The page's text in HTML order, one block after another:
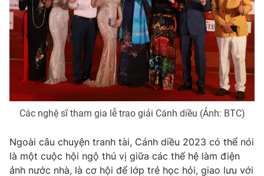
Các nghệ sĩ tham gia lễ trao giải Cánh diều (Ảnh: BTC)
Ngoài câu chuyện tranh tài, Cánh diều 2023 có thể nói
là một cuộc hội ngộ thú vị giữa các thế hệ làm điện
ảnh nước nhà, là cơ hội để lớp trẻ học hỏi, giao lưu với